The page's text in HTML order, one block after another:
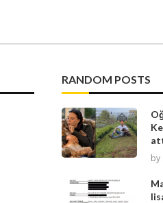
RANDOM POSTS
by